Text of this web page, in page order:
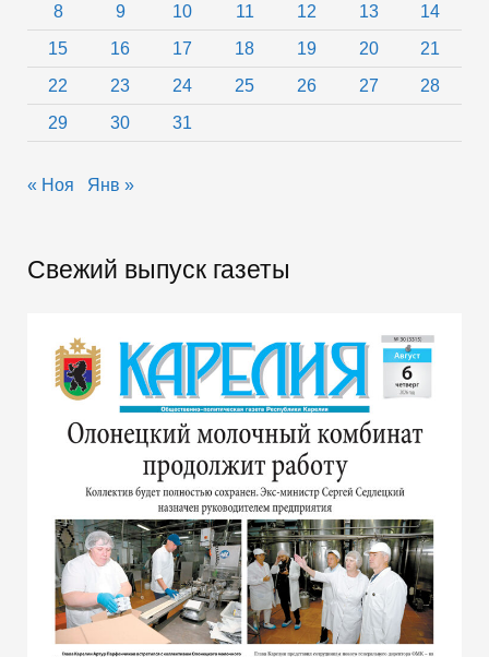
8
9 10 11 12 13
14
15
16 17 18 19 20
21
22
23 24 25 26 27
28
29
30 31
« Ноя Янв »
Свежий выпуск газеты